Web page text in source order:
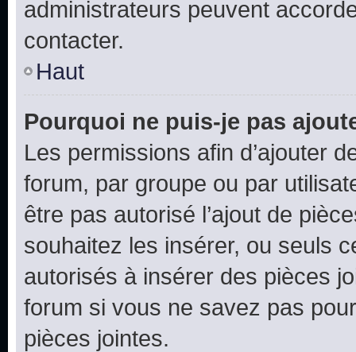
administrateurs peuvent
contacter.
Haut
Pourquoi ne puis-je pas
Les permissions afin d’ajouter
forum, par groupe ou par
être pas autorisé l’ajout de
souhaitez les insérer, ou seuls
autorisés à insérer des pièces
forum si vous ne savez pas
pièces jointes.